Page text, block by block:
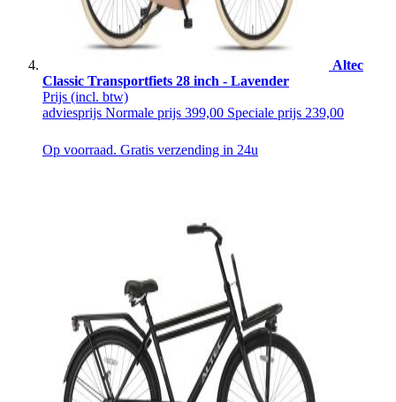
Altec
Classic Transportfiets 28 inch - Lavender
Prijs (incl. btw)
adviesprijs Normale prijs 399,00 Speciale prijs 239,00
Op voorraad. Gratis verzending in 24u